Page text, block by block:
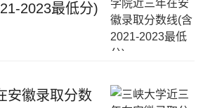
2023最低分)
安徽录取分数